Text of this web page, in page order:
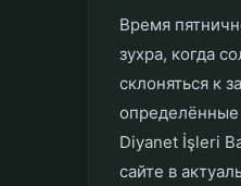
Время
зухра, когда
склоняться к
Diyanet İşleri
сайте в